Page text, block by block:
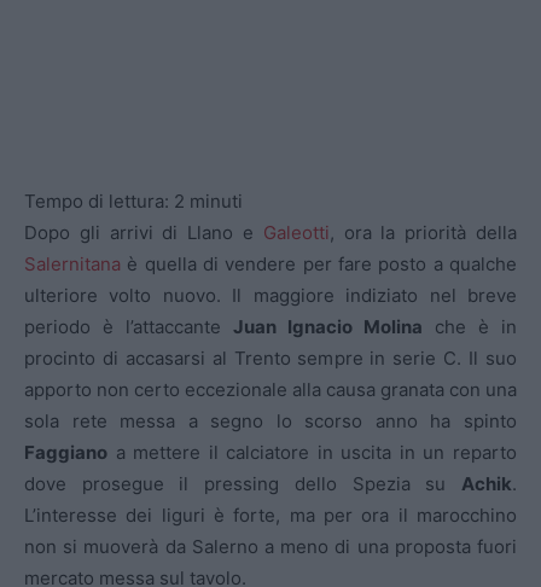
Tempo di lettura: 2 minuti
Dopo gli arrivi di Llano e Galeotti, ora la priorità della
Salernitana è quella di vendere per fare posto a qualche
ulteriore volto nuovo. Il maggiore indiziato nel breve
periodo è l’attaccante Juan Ignacio Molina che è in
procinto di accasarsi al Trento sempre in serie C. Il suo
apporto non certo eccezionale alla causa granata con una
sola rete messa a segno lo scorso anno ha spinto
Faggiano a mettere il calciatore in uscita in un reparto
dove prosegue il pressing dello Spezia su Achik.
L’interesse dei liguri è forte, ma per ora il marocchino
non si muoverà da Salerno a meno di una proposta fuori
mercato messa sul tavolo.